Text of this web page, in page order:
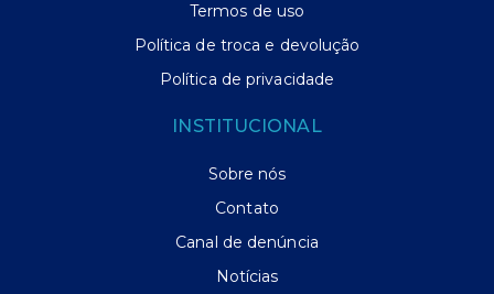
Termos de uso
Política de troca e devolução
Política de privacidade
INSTITUCIONAL
Sobre nós
Contato
Canal de denúncia
Notícias